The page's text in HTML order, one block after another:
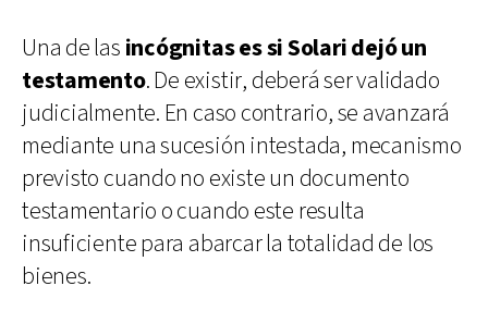
Una de las incógnitas es si Solari dejó un
testamento. De existir, deberá ser validado
judicialmente. En caso contrario, se avanzará
mediante una sucesión intestada, mecanismo
previsto cuando no existe un documento
testamentario o cuando este resulta
insuficiente para abarcar la totalidad de los
bienes.